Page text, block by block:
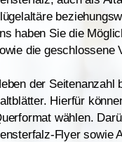
haben Sie die
die geschlossene
der Seitenanzahl
Hierfür
wählen.
Flyer sowie